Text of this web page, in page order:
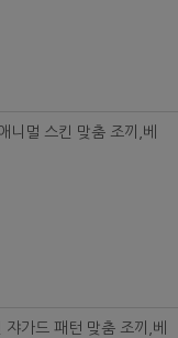
니멀 스킨 맞춤 조끼,베
가드 패턴 맞춤 조끼,베